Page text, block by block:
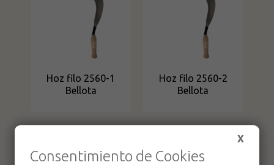
Hoz filo 2560-1
Bellota
Hoz filo 2560-2
Bellota
X
Consentimiento de Cookies